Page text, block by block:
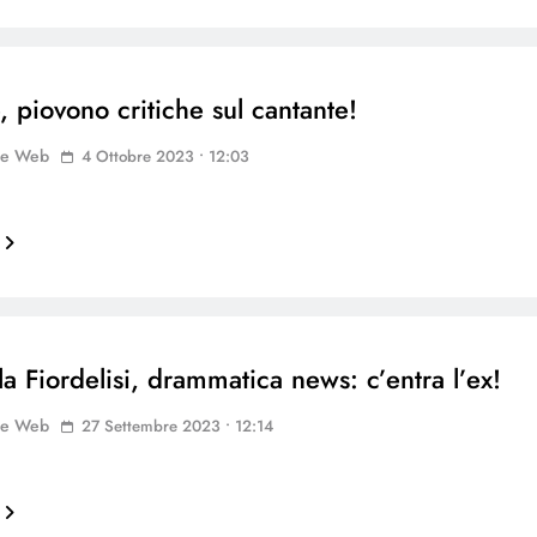
piovono critiche sul cantante!
Web 4 Ottobre 2023 • 12:03
Fiordelisi, drammatica news: c’entra l’ex!
Web 27 Settembre 2023 • 12:14